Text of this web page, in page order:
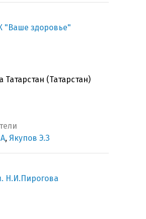
здоровье"
Татарстан (Татарстан)
, Якупов Э.З
Н.И.Пирогова